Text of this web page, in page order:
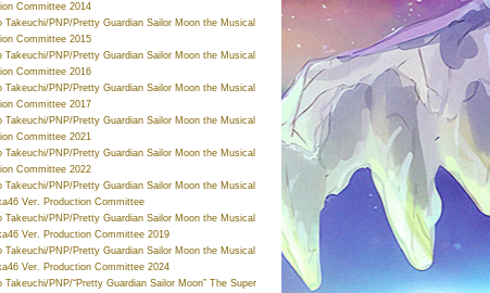
Committee 2014
Takeuchi/PNP/Pretty Guardian Sailor Moon the Musical
Committee 2015
Takeuchi/PNP/Pretty Guardian Sailor Moon the Musical
Committee 2016
Takeuchi/PNP/Pretty Guardian Sailor Moon the Musical
Committee 2017
Takeuchi/PNP/Pretty Guardian Sailor Moon the Musical
Committee 2021
Takeuchi/PNP/Pretty Guardian Sailor Moon the Musical
Committee 2022
Takeuchi/PNP/Pretty Guardian Sailor Moon the Musical
Ver. Production Committee
Takeuchi/PNP/Pretty Guardian Sailor Moon the Musical
Ver. Production Committee 2019
Takeuchi/PNP/Pretty Guardian Sailor Moon the Musical
Ver. Production Committee 2024
Takeuchi/PNP/“Pretty Guardian Sailor Moon” The Super